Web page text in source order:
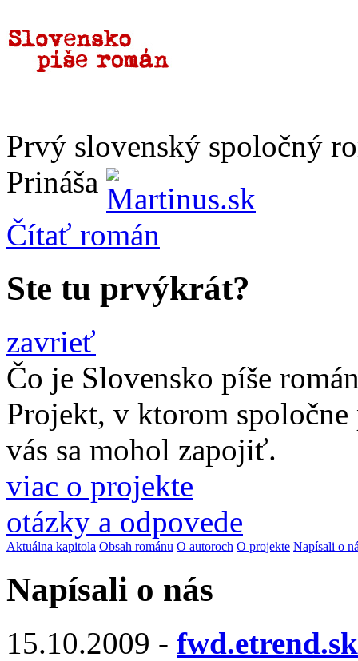
Prvý slovenský spoločný
Prináša
Čítať román
Ste tu prvýkrát?
zavrieť
Čo je Slovensko píše
Projekt, v ktorom
vás sa mohol zapojiť.
viac o projekte
otázky a odpovede
Aktuálna kapitola Obsah románu O autoroch O projekte Napísali o
Napísali o nás
15.10.2009 - fwd.etrend.sk